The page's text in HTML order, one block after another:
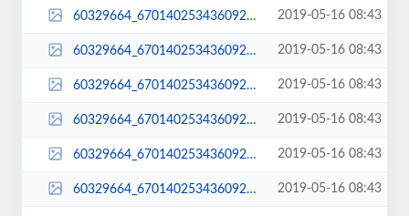
60329664_670140253436092_2695988724461731840_n-1-400x284.jpg 2019-05-16 08:43
60329664_670140253436092_2695988724461731840_n-1-400x516.jpg 2019-05-16 08:43
60329664_670140253436092_2695988724461731840_n-1-510x382.jpg 2019-05-16 08:43
60329664_670140253436092_2695988724461731840_n-1-768x477.jpg 2019-05-16 08:43
60329664_670140253436092_2695988724461731840_n-1.jpg 2019-05-16 08:43
60329664_670140253436092_2695988724461731840_n-1024x636.jpg 2019-05-16 08:43